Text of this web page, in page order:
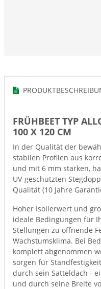
FRÜHBEET TYP
00 X 120 CM
In der Qualität der
stabilen Profilen aus
und mit 6 mm starken,
UV-geschützten
Qualität (10 Jahre
Hoher Isolierwert und
ideale Bedingungen für
Stellungen zu öffnende
Wachstumsklima. Bei
komplett abgenommen
sorgen für
durch sein Satteldach -
und durch seine Breite